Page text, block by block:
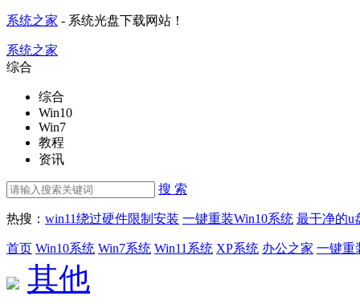
系统之家 - 系统光盘下载网站！
系统之家
综合
综合
Win10
Win7
教程
资讯
搜 索
热搜： win11绕过硬件限制安装 一键重装Win10系统 最干净的u
首页 Win10系统 Win7系统 Win11系统 XP系统 办公之家 一键重
其他